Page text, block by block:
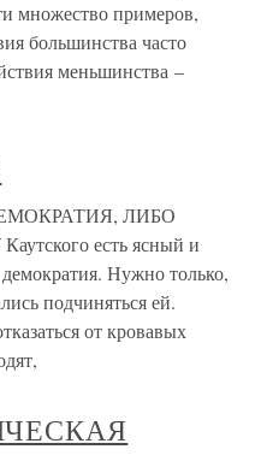
множество примеров,
большинства часто
меньшинства –
ЛИБО
есть ясный и
Нужно только,
подчиняться ей.
от кровавых